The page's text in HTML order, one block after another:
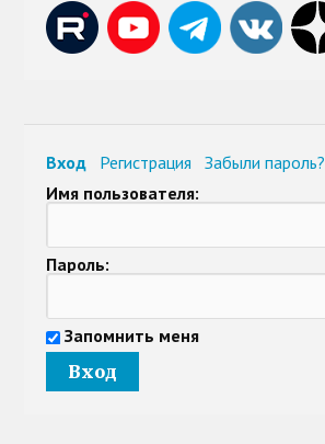
Вход Регистрация
Забыли пароль?
Имя пользователя:
Пароль:
Запомнить меня